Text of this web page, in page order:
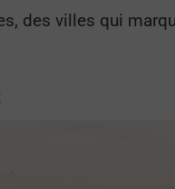
des villes qui